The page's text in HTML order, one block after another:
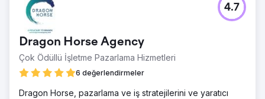
Dragon Horse Agency
Çok Ödüllü İşletme Pazarlama Hizmetleri
6 değerlendirmeler
4.7
Dragon Horse, pazarlama ve iş stratejilerini ve yaratıcı